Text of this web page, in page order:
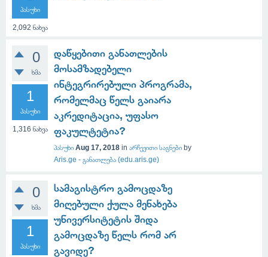
პასუხი
2,092 ნახვა
0
ხმა
1
პასუხი
1,316 ნახვა
დაწყებითი განათლების
მოსამზადებელი
ინტეგრირებული პროგრამა,
რომელმაც წელს გაიარა
აკრედიტაცია, უფასო
ფაკულტეტია?
პასუხი Aug 17, 2018 in არჩევითი საგნები by
Aris.ge - განათლება (edu.aris.ge)
0
ხმა
1
პასუხი
სამაგისტრო გამოცდაზე
მიღებული ქულა მენახება
უნივერსიტეტის შიდა
გამოცდაზე წელს რომ არ
გავიდე?